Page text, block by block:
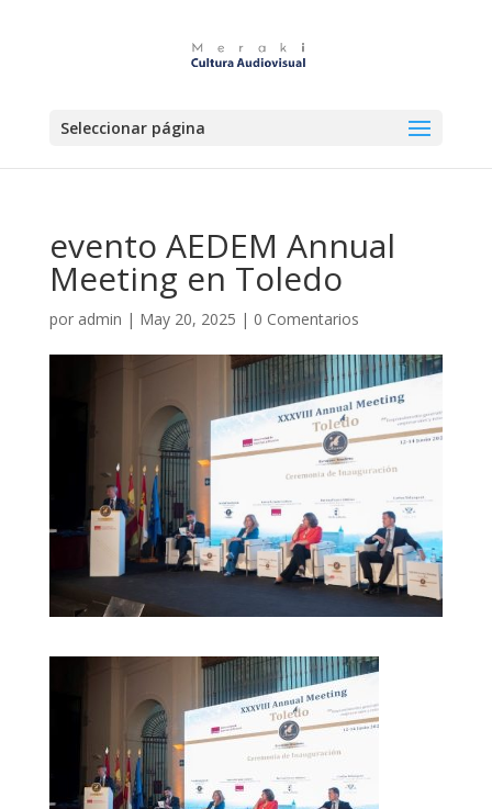
Seleccionar página
evento AEDEM Annual
Meeting en Toledo
por admin | May 20, 2025 | 0 Comentarios